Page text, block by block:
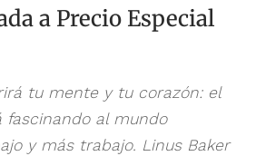
a Precio Especial
tu mente y tu corazón: el
fascinando al mundo
y más trabajo. Linus Baker